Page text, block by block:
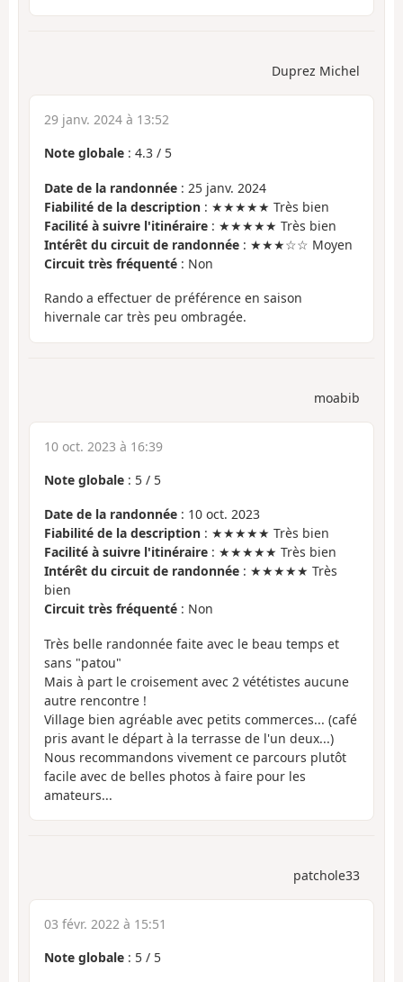
Duprez Michel
29 janv. 2024 à 13:52
Note globale : 4.3 / 5
Date de la randonnée : 25 janv. 2024
Fiabilité de la description : ★★★★★ Très bien
Facilité à suivre l'itinéraire : ★★★★★ Très bien
Intérêt du circuit de randonnée : ★★★☆☆ Moyen
Circuit très fréquenté : Non
Rando a effectuer de préférence en saison
hivernale car très peu ombragée.
moabib
10 oct. 2023 à 16:39
Note globale : 5 / 5
Date de la randonnée : 10 oct. 2023
Fiabilité de la description : ★★★★★ Très bien
Facilité à suivre l'itinéraire : ★★★★★ Très bien
Intérêt du circuit de randonnée : ★★★★★ Très
bien
Circuit très fréquenté : Non
Très belle randonnée faite avec le beau temps et
sans "patou"
Mais à part le croisement avec 2 vététistes aucune
autre rencontre !
Village bien agréable avec petits commerces... (café
pris avant le départ à la terrasse de l'un deux...)
Nous recommandons vivement ce parcours plutôt
facile avec de belles photos à faire pour les
amateurs...
patchole33
03 févr. 2022 à 15:51
Note globale : 5 / 5